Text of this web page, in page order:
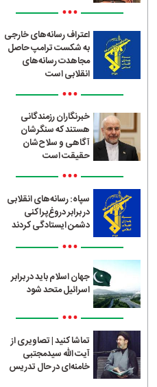
•••
اعتراف رسانه‌های خارجی
به شکست ترامپ حاصل
مجاهدت رسانه‌های
انقلابی است
•••
خبرنگاران رزمندگانی
هستند که سنگرشان
آگاهی و سلاح‌شان
حقیقت است
•••
سپاه: رسانه‌های انقلابی
در برابر دروغ‌پراکنی
دشمن ایستادگی کردند
•••
جهان اسلام باید در برابر
اسرائیل متحد شود
•••
تماشا کنید | تصاویری از
آیت الله سیدمجتبی
خامنه‌ای در حال تدریس